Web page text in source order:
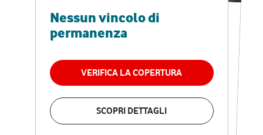
Nessun vincolo di
permanenza
VERIFICA LA COPERTURA
SCOPRI DETTAGLI
RETE FISSA + VODAFONE CLUB
29,95€
permanenza
VERIFICA LA COPERTURA